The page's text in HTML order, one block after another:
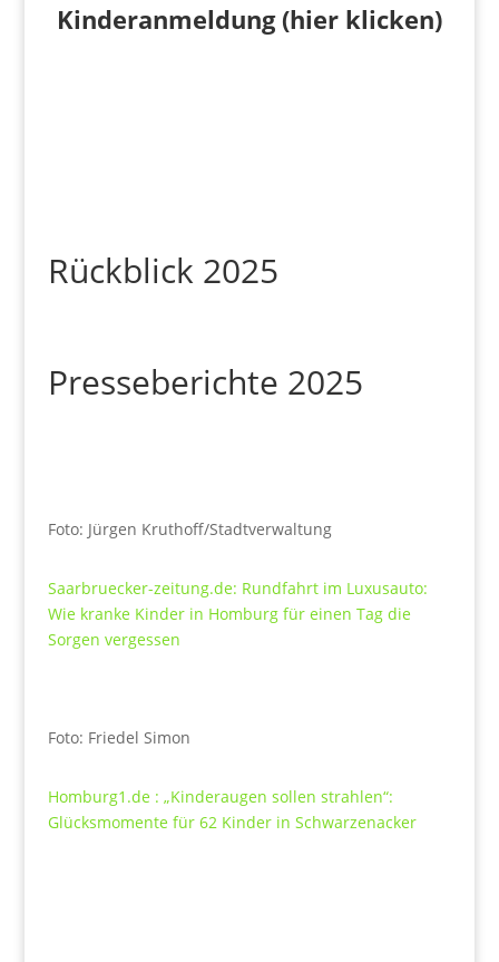
Kinderanmeldung (hier klicken)
Rückblick 2025
Presseberichte 2025
Foto: Jürgen Kruthoff/Stadtverwaltung
Saarbruecker-zeitung.de: Rundfahrt im Luxusauto:
Wie kranke Kinder in Homburg für einen Tag die
Sorgen vergessen
Foto: Friedel Simon
Homburg1.de : „Kinderaugen sollen strahlen“:
Glücksmomente für 62 Kinder in Schwarzenacker